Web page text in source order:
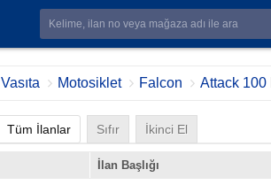
Vasıta Motosiklet Falcon Attack 100
Tüm İlanlar Sıfır İkinci El
İlan Başlığı